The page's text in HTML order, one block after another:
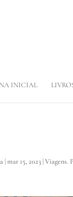
INICIAL
|mar 15, 2023 |Viagens.